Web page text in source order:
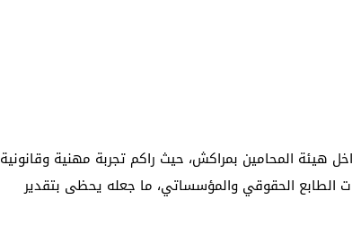
هيئة المحامين بمراكش، حيث راكم تجربة مهنية وقانونية
الطابع الحقوقي والمؤسساتي، ما جعله يحظى بتقدير